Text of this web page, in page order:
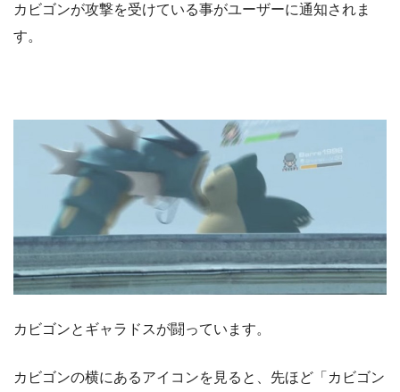
カビゴンが攻撃を受けている事がユーザーに通知されま
す。
カビゴンとギャラドスが闘っています。
カビゴンの横にあるアイコンを見ると、先ほど「カビゴン